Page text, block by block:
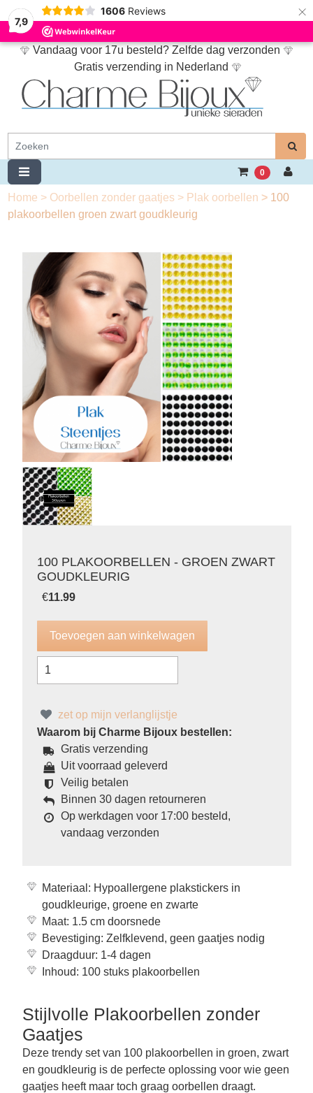
7,9
1606 Reviews ×
Vandaag voor 17u besteld? Zelfde dag verzonden
Gratis verzending in Nederland
0
Home > Oorbellen zonder gaatjes > Plak oorbellen > 100
plakoorbellen groen zwart goudkleurig
100 PLAKOORBELLEN - GROEN ZWART
GOUDKLEURIG
€11.99
zet op mijn verlanglijstje
Waarom bij Charme Bijoux bestellen:
Gratis verzending
Uit voorraad geleverd
Veilig betalen
Binnen 30 dagen retourneren
Op werkdagen voor 17:00 besteld,
vandaag verzonden
Materiaal: Hypoallergene plakstickers in
goudkleurige, groene en zwarte
Maat: 1.5 cm doorsnede
Bevestiging: Zelfklevend, geen gaatjes nodig
Draagduur: 1-4 dagen
Inhoud: 100 stuks plakoorbellen
Stijlvolle Plakoorbellen zonder
Gaatjes
Deze trendy set van 100 plakoorbellen in groen, zwart
en goudkleurig is de perfecte oplossing voor wie geen
gaatjes heeft maar toch graag oorbellen draagt.